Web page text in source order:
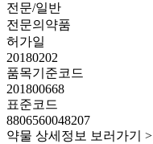
전문/일반
전문의약품
허가일
20180202
품목기준코드
201800668
표준코드
8806560048207
약물 상세정보 보러가기 >